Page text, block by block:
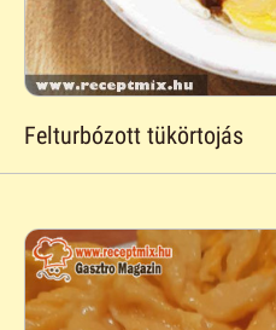
Felturbózott tükörtojás